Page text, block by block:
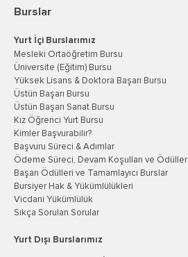
Burslar
Yurt İçi Burslarımız
Mesleki Ortaöğretim Bursu
Üniversite (Eğitim) Bursu
Yüksek Lisans & Doktora Başarı Bursu
Üstün Başarı Bursu
Üstün Başarı Sanat Bursu
Kız Öğrenci Yurt Bursu
Kimler Başvurabilir?
Başvuru Süreci & Adımlar
Ödeme Süreci, Devam Koşulları ve Ödüller
Başarı Ödülleri ve Tamamlayıcı Burslar
Bursiyer Hak & Yükümlülükleri
Vicdani Yükümlülük
Sıkça Sorulan Sorular
Yurt Dışı Burslarımız